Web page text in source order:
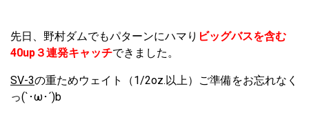
先日、野村ダムでもパターンにハマり ビッグバスを含む
40up３連発キャッチできました。
SV-3の重ためウェイト（1/2oz.以上）ご準備をお忘れなく
っ(`･ω･´)b